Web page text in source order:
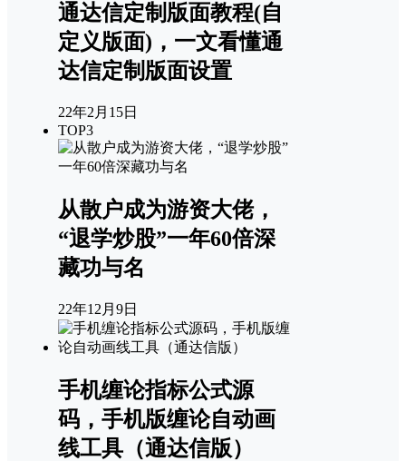
通达信定制版面教程(自
定义版面)，一文看懂通
达信定制版面设置
22年2月15日
TOP3
从散户成为游资大佬，
“退学炒股”一年60倍深
藏功与名
22年12月9日
手机缠论指标公式源
码，手机版缠论自动画
线工具（通达信版）